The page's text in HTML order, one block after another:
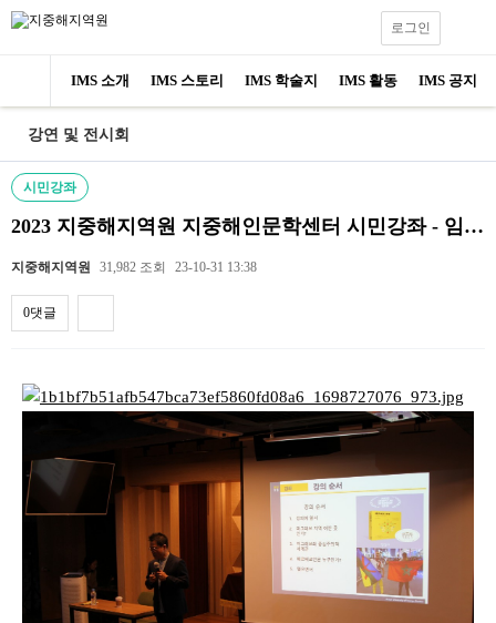
IMS 소개 IMS 스토리 IMS 학술지 IMS 활동 IMS 공지
로그인
강연 및 전시회
시민강좌
2023 지중해지역원 지중해인문학센터 시민강좌 - 임기…
지중해지역원 31,982 조회 23-10-31 13:38
0댓글
내용